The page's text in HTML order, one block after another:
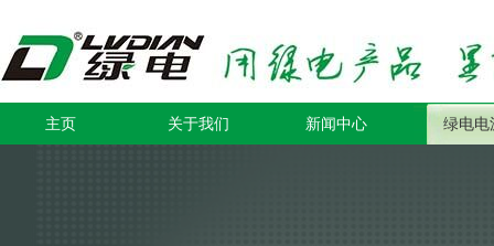
主页 关于我们 新闻中心 绿电电